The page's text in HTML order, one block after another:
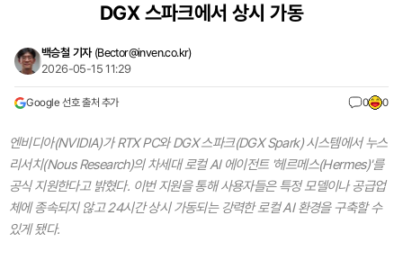
DGX 스파크에서 상시 가동
백승철 기자 (Bector@inven.co.kr)
2026-05-15 11:29
Google 선호 출처 추가 0 0
엔비디아(NVIDIA)가 RTX PC와 DGX 스파크(DGX Spark) 시스템에서 누스
리서치(Nous Research)의 차세대 로컬 AI 에이전트 '헤르메스(Hermes)'를
공식 지원한다고 밝혔다. 이번 지원을 통해 사용자들은 특정 모델이나 공급업
체에 종속되지 않고 24시간 상시 가동되는 강력한 로컬 AI 환경을 구축할 수
있게 됐다.